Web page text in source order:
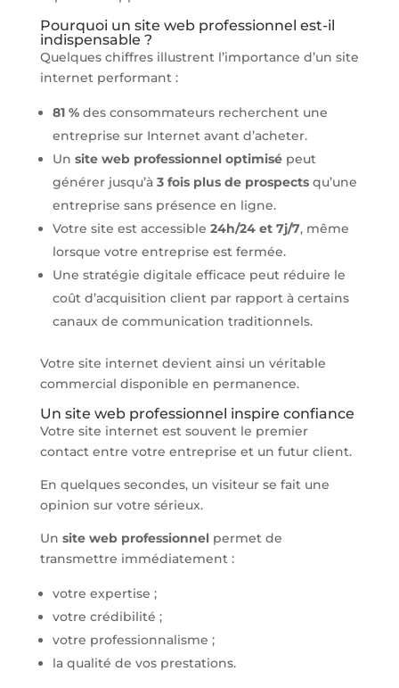
Pourquoi un site web professionnel est-il
indispensable ?
Quelques chiffres illustrent l’importance d’un site
internet performant :
81 %des consommateurs recherchent une
entreprise sur Internet avant d’acheter.
Un site web professionnel optimisépeut
générer jusqu’à 3 fois plus de prospectsqu’une
entreprise sans présence en ligne.
Votre site est accessible 24h/24 et 7j/7, même
lorsque votre entreprise est fermée.
Une stratégie digitale efficace peut réduire le
coût d’acquisition client par rapport à certains
canaux de communication traditionnels.
Votre site internet devient ainsi un véritable
commercial disponible en permanence.
Un site web professionnel inspire confiance
Votre site internet est souvent le premier
contact entre votre entreprise et un futur client.
En quelques secondes, un visiteur se fait une
opinion sur votre sérieux.
Un site web professionnelpermet de
transmettre immédiatement :
votre expertise ;
votre crédibilité ;
votre professionnalisme ;
la qualité de vos prestations.